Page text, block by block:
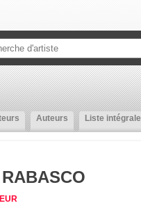
Auteurs Liste intégrale